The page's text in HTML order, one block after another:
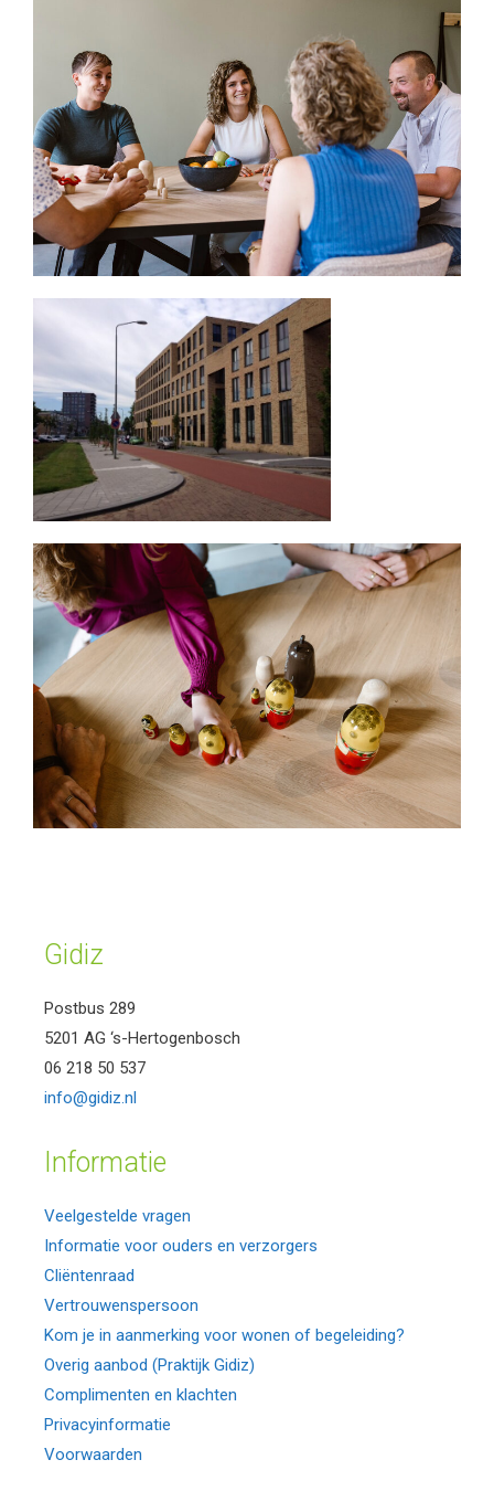
Gidiz
Postbus 289
5201 AG ‘s-Hertogenbosch
06 218 50 537
info@gidiz.nl
Informatie
Veelgestelde vragen
Informatie voor ouders en verzorgers
Cliëntenraad
Vertrouwenspersoon
Kom je in aanmerking voor wonen of begeleiding?
Overig aanbod (Praktijk Gidiz)
Complimenten en klachten
Privacyinformatie
Voorwaarden